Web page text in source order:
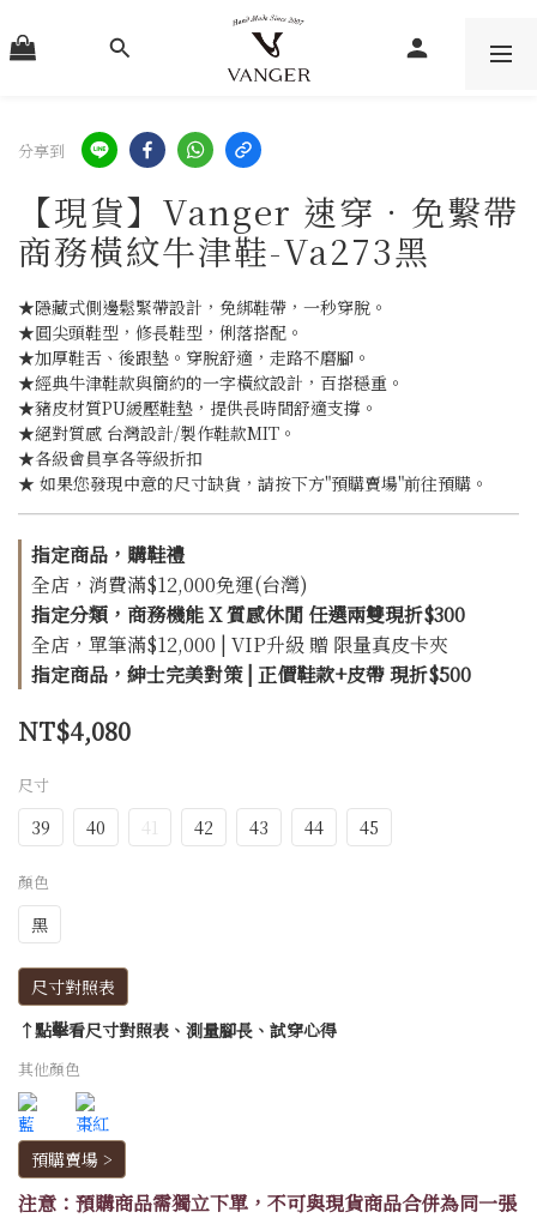
分享到
【現貨】Vanger 速穿．免繫帶
商務橫紋牛津鞋-Va273黑
★隱藏式側邊鬆緊帶設計，免綁鞋帶，一秒穿脫。
★圓尖頭鞋型，修長鞋型，俐落搭配。
★加厚鞋舌、後跟墊。穿脫舒適，走路不磨腳。
★經典牛津鞋款與簡約的一字橫紋設計，百搭穩重。
★豬皮材質PU緩壓鞋墊，提供長時間舒適支撐。
★絕對質感 台灣設計/製作鞋款MIT。
★各級會員享各等級折扣
★ 如果您發現中意的尺寸缺貨，請按下方"預購賣場"前往預購。
指定商品，購鞋禮
全店，消費滿$12,000免運(台灣)
指定分類，商務機能 X 質感休閒 任選兩雙現折$300
全店，單筆滿$12,000 | VIP升級 贈 限量真皮卡夾
指定商品，紳士完美對策 | 正價鞋款+皮帶 現折$500
NT$4,080
尺寸
39 40 41 42 43 44 45
顏色
黑
尺寸對照表
↑點擊看尺寸對照表、測量腳長、試穿心得
其他顏色
預購賣場 >
注意：預購商品需獨立下單，不可與現貨商品合併為同一張